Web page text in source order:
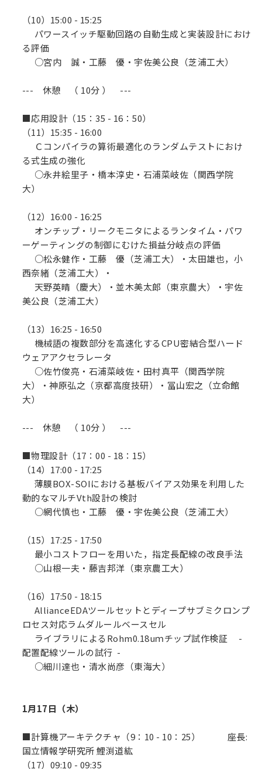
（10）15:00 - 15:25
パワースイッチ駆動回路の自動生成と実装設計におけ
る評価
○宮内 誠・工藤 優・宇佐美公良（芝浦工大）
--- 休憩 （ 10分 ） ---
■応用設計（15：35 - 16：50）
（11）15:35 - 16:00
Ｃコンパイラの算術最適化のランダムテストにおけ
る式生成の強化
○永井絵里子・橋本淳史・石浦菜岐佐（関西学院
大）
（12）16:00 - 16:25
オンチップ・リークモニタによるランタイム・パワ
ーゲーティングの制御にむけた損益分岐点の評価
○松永健作・工藤 優（芝浦工大）・太田雄也，小
西奈緒（芝浦工大）・
天野英晴（慶大）・並木美太郎（東京農大）・宇佐
美公良（芝浦工大）
（13）16:25 - 16:50
機械語の複数部分を高速化するCPU密結合型ハード
ウェアアクセラレータ
○佐竹俊亮・石浦菜岐佐・田村真平（関西学院
大）・神原弘之（京都高度技研）・冨山宏之（立命館
大）
--- 休憩 （ 10分 ） ---
■物理設計（17：00 - 18：15）
（14）17:00 - 17:25
薄膜BOX-SOIにおける基板バイアス効果を利用した
動的なマルチVth設計の検討
○網代慎也・工藤 優・宇佐美公良（芝浦工大）
（15）17:25 - 17:50
最小コストフローを用いた，指定長配線の改良手法
○山根一夫・藤吉邦洋（東京農工大）
（16）17:50 - 18:15
AllianceEDAツールセットとディープサブミクロンプ
ロセス対応ラムダルールベースセル
ライブラリによるRohm0.18uｍチップ試作検証 -
配置配線ツールの試行 -
○細川達也・清水尚彦（東海大）
1月17日（木）
■計算機アーキテクチャ（9：10 - 10：25） 座長:
国立情報学研究所 鯉渕道紘
（17）09:10 - 09:35